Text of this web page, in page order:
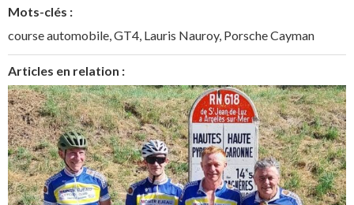
Mots-clés :
course automobile GT4 Lauris Nauroy, Porsche Cayman
Articles en relation :